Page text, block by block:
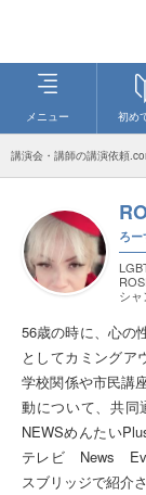
メニュー 初め
講演会・講師の講演依頼
ろー
シャ
56歳の時に、心の
としてカミングア
学校関係や市民講
動について、共
NEWSめんたい
テレビ News
スブリッジで紹介